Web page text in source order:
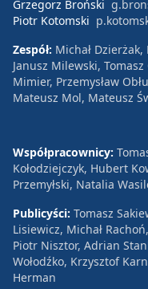
Grzegorz Broński
Piotr Kotomski
Zespół: Michał
Janusz Milewski,
Mimier, Przemysław
Mateusz Mol, Mateusz
Współpracownicy:
Kołodziejczyk, Hubert
Przemyłski, Natalia
Publicyści: Tomasz
Lisiewicz, Michał
Piotr Nisztor, Adrian
Wołodźko, Krzysztof
Herman